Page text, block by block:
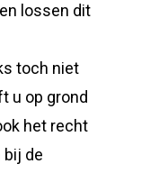
lossen dit
toch niet
u op grond
het recht
bij de